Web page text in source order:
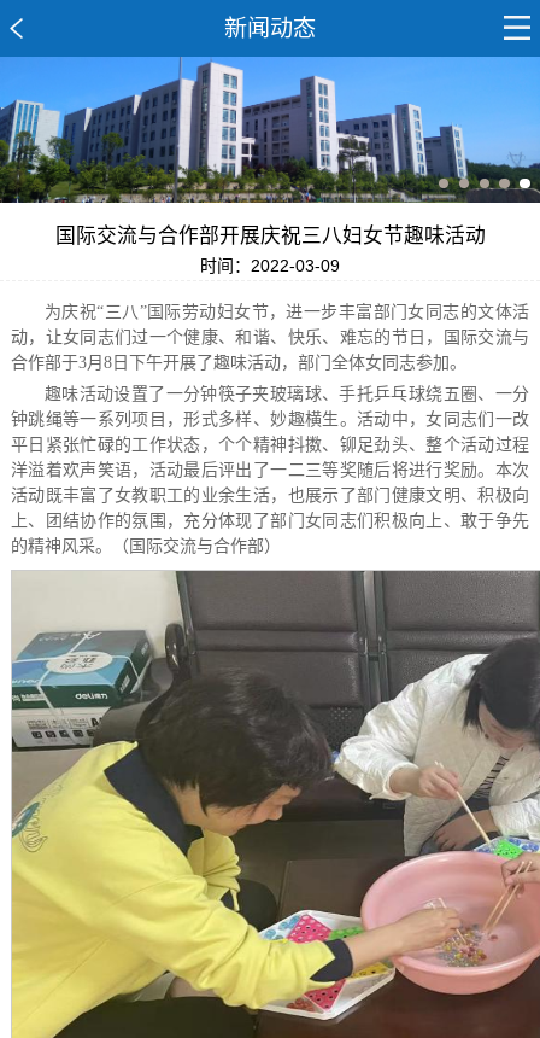
新闻动态
国际交流与合作部开展庆祝三八妇女节趣味活动
时间：2022-03-09
为庆祝“三八”国际劳动妇女节，进一步丰富部门女同志的文体活
动，让女同志们过一个健康、和谐、快乐、难忘的节日，国际交流与
合作部于3月8日下午开展了趣味活动，部门全体女同志参加。
趣味活动设置了一分钟筷子夹玻璃球、手托乒乓球绕五圈、一分
钟跳绳等一系列项目，形式多样、妙趣横生。活动中，女同志们一改
平日紧张忙碌的工作状态，个个精神抖擞、铆足劲头、整个活动过程
洋溢着欢声笑语，活动最后评出了一二三等奖随后将进行奖励。本次
活动既丰富了女教职工的业余生活，也展示了部门健康文明、积极向
上、团结协作的氛围，充分体现了部门女同志们积极向上、敢于争先
的精神风采。（国际交流与合作部）